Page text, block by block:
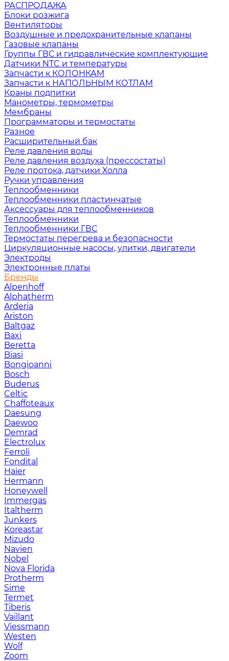
РАСПРОДАЖА
Блоки розжига
Вентиляторы
Воздушные и предохранительные клапаны
Газовые клапаны
Группы ГВС и гидравлические комплектующие
Датчики NTC и температуры
Запчасти к КОЛОНКАМ
Запчасти к НАПОЛЬНЫМ КОТЛАМ
Краны подпитки
Манометры, термометры
Мембраны
Программаторы и термостаты
Разное
Расширительный бак
Реле давления воды
Реле давления воздуха (прессостаты)
Реле протока, датчики Холла
Ручки управления
Теплообменники
Теплообменники пластинчатые
Аксессуары для теплообменников
Теплообменники
Теплообменники ГВС
Термостаты перегрева и безопасности
Циркуляционные насосы, улитки, двигатели
Электроды
Электронные платы
Бренды
Alpenhoff
Alphatherm
Arderia
Ariston
Baltgaz
Baxi
Beretta
Biasi
Bongioanni
Bosch
Buderus
Celtic
Chaffoteaux
Daesung
Daewoo
Demrad
Electrolux
Ferroli
Fondital
Haier
Hermann
Honeywell
Immergas
Italtherm
Junkers
Koreastar
Mizudо
Navien
Nobel
Nova Florida
Protherm
Sime
Termet
Tiberis
Vaillant
Viessmann
Westen
Wolf
Zoom